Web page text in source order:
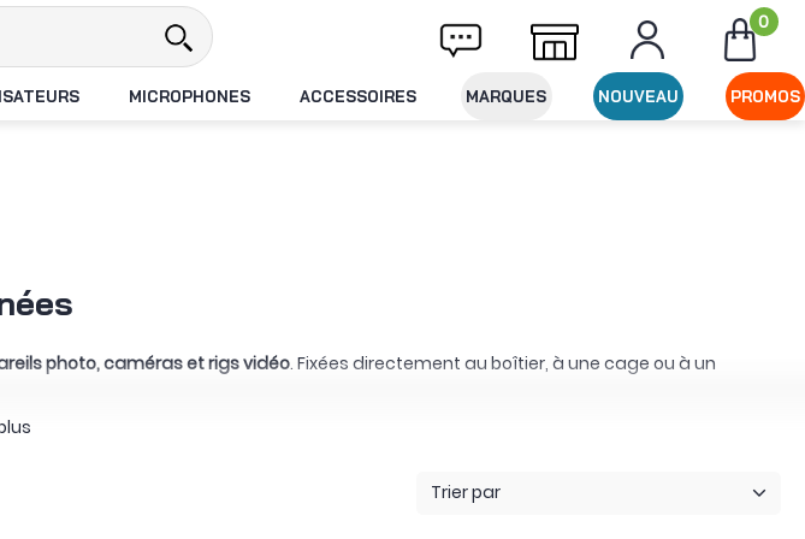
Livraison offerte dès 49€ d'achat 0
MICROPHONES ACCESSOIRES MARQUES NOUVEAU PROMOS
photo, caméras et rigs vidéo. Fixées directement au boîtier, à une cage ou à un
différentes positions.
de préhension plus marquée. studioSPORT a notamment proposé des versions
bois ou revêtement synthétique donnent à ces accessoires des finitions et des
Trier par